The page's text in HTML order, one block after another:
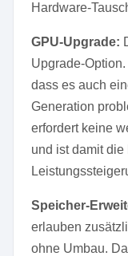
Hardware-
GPU-Upgrade:
Upgrade-
dass es auch
Generation
erfordert keine
und ist damit
Speicher-
erlauben
ohne Umbau.